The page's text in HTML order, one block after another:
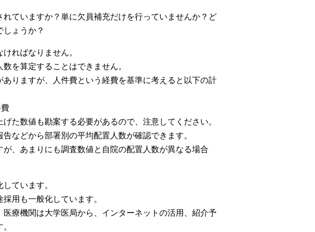
ていますか？単に欠員補充だけを行っていませんか？ど
ょうか？
ればなりません。
を算定することはできません。
りますが、人件費という経費を基準に考えると以下の計
た数値も勘案する必要があるので、注意してください。
などから部署別の平均配置人数が確認できます。
、あまりにも調査数値と自院の配置人数が異なる場合
ています。
用も一般化しています。
療機関は大学医局から、インターネットの活用、紹介予